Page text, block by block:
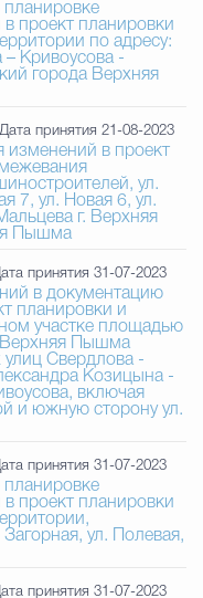
проект планировки
по адресу:
Кривоусова -
города Верхняя
Дата принятия 21-08-2023
изменений в проект
6, ул.
г. Верхняя
Пышма
принятия 31-07-2023
в документацию
планировки и
участке площадью
Верхняя Пышма
улиц Свердлова -
Козицына -
включая
и южную сторону ул.
принятия 31-07-2023
проект планировки
ул. Полевая,
принятия 31-07-2023